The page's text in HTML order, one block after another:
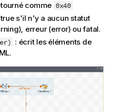
comme 0x40
s'il n'y a aucun statut
erreur (error) ou fatal.
: écrit les éléments de